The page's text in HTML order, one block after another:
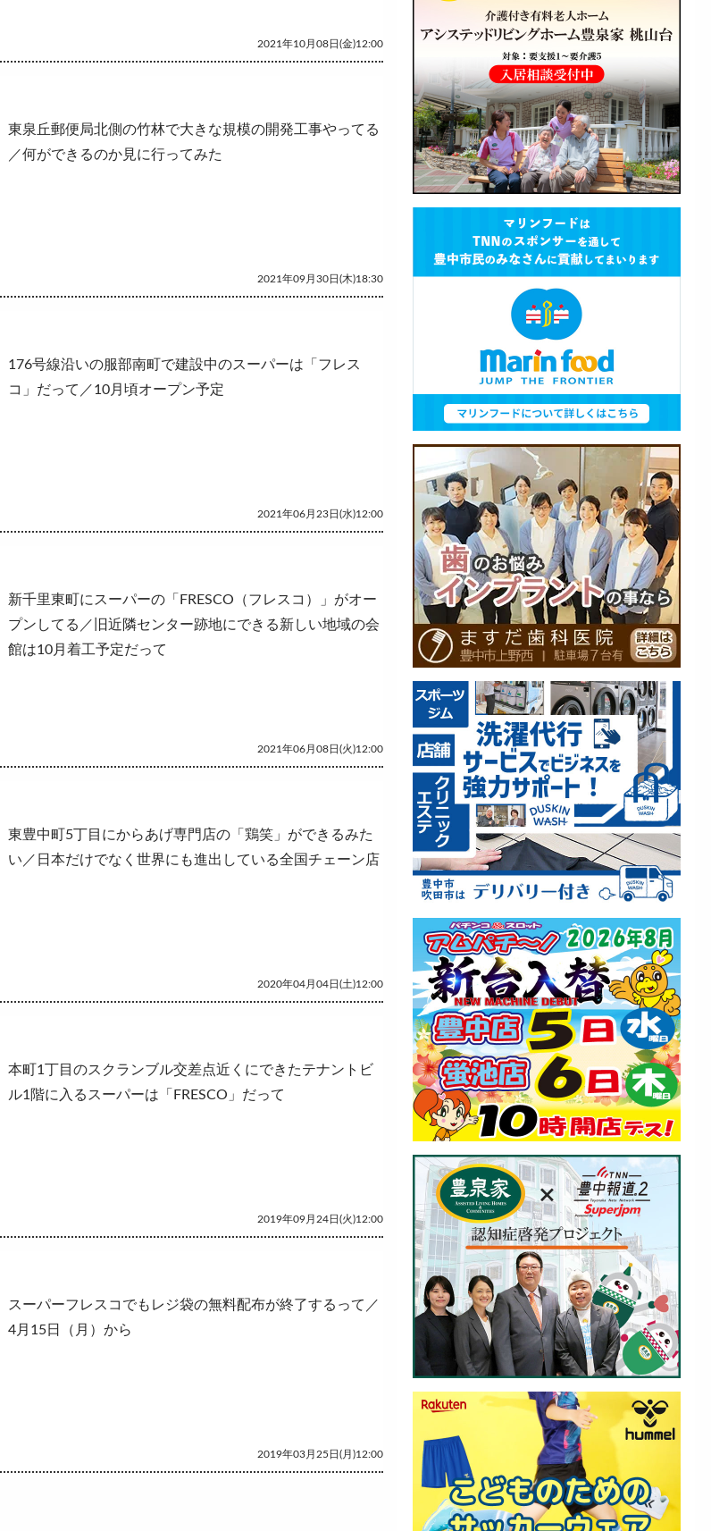
2021年10月08日(金)12:00
東泉丘郵便局北側の竹林で大きな規模の開発工事やってる
／何ができるのか見に行ってみた
2021年09月30日(木)18:30
176号線沿いの服部南町で建設中のスーパーは「フレス
コ」だって／10月頃オープン予定
2021年06月23日(水)12:00
新千里東町にスーパーの「FRESCO（フレスコ）」がオー
プンしてる／旧近隣センター跡地にできる新しい地域の会
館は10月着工予定だって
2021年06月08日(火)12:00
東豊中町5丁目にからあげ専門店の「鶏笑」ができるみた
い／日本だけでなく世界にも進出している全国チェーン店
2020年04月04日(土)12:00
本町1丁目のスクランブル交差点近くにできたテナントビ
ル1階に入るスーパーは「FRESCO」だって
2019年09月24日(火)12:00
スーパーフレスコでもレジ袋の無料配布が終了するって／
4月15日（月）から
2019年03月25日(月)12:00